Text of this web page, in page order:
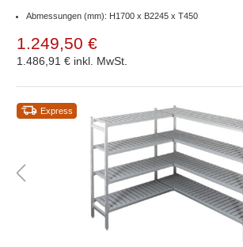
Abmessungen (mm): H1700 x B2245 x T450
1.249,50 €
1.486,91 € inkl. MwSt.
Express